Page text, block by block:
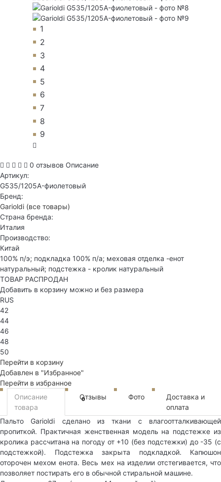
1
2
3
4
5
6
7
8
9
0 отзывов Описание
Артикул:
G535/1205A-фиолетовый
Бренд:
Garioldi (все товары)
Страна бренда:
Италия
Производство:
Китай
100% п/э; подкладка 100% п/а; меховая отделка -енот
натуральный; подстежка - кролик натуральный
ТОВАР РАСПРОДАН
Добавить в корзину можно и без размера
RUS
42
44
46
48
50
Перейти в корзину
Добавлен в "Избранное"
Перейти в избранное
Описание
товара
Отзывы
0 Фото
Доставка и
оплата
Пальто Garioldi сделано из ткани с влагоотталкивающей
пропиткой. Практичная женственная модель на подстежке из
кролика рассчитана на погоду от +10 (без подстежки) до -35 (с
подстежкой). Подстежка закрыта подкладкой. Капюшон
оторочен мехом енота. Весь мех на изделии отстегивается, что
позволяет постирать его в обычной стиральной машине.